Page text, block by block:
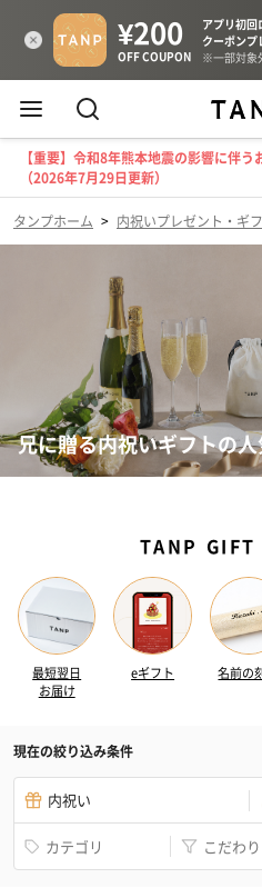
【重要】令和8年熊本地震の影響に伴
（2026年7月29日更新）
タンプホーム > 内祝いプレゼント・ギ
兄に贈る内祝いギフトの
TANP GIFT
最短翌日
お届け
eギフト 名前の
現在の絞り込み条件
内祝い
カテゴリ こだわり